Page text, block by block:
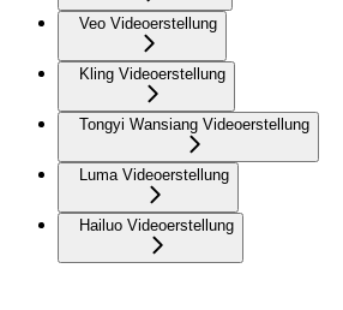
Veo Videoerstellung
Kling Videoerstellung
Tongyi Wansiang Videoerstellung
Luma Videoerstellung
Hailuo Videoerstellung